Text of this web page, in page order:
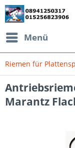
Menü
Riemen für
Marantz